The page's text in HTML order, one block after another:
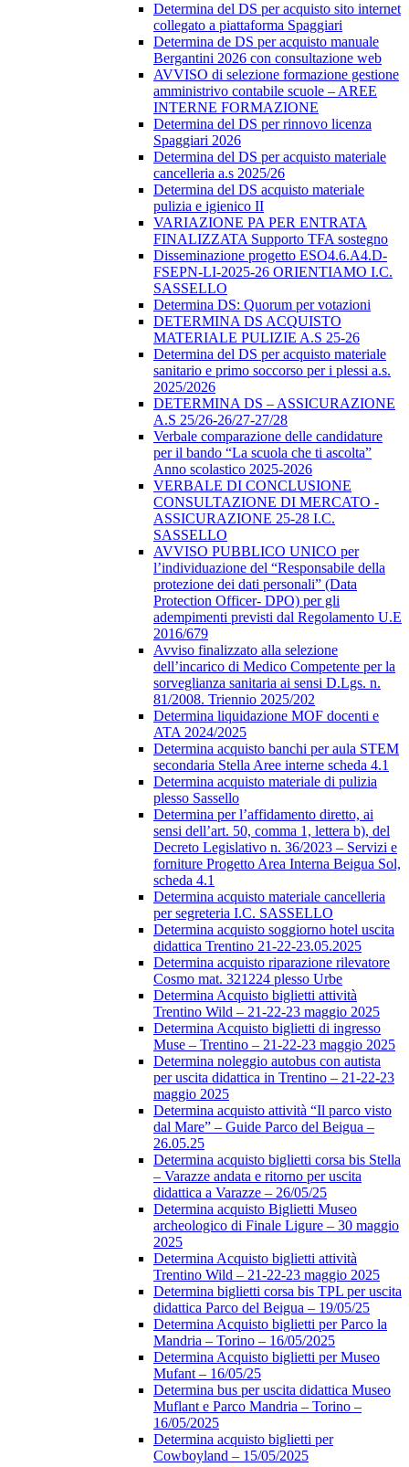
Determina del DS per acquisto sito internet
collegato a piattaforma Spaggiari
Determina de DS per acquisto manuale
Bergantini 2026 con consultazione web
AVVISO di selezione formazione gestione
amministrivo contabile scuole – AREE
INTERNE FORMAZIONE
Determina del DS per rinnovo licenza
Spaggiari 2026
Determina del DS per acquisto materiale
cancelleria a.s 2025/26
Determina del DS acquisto materiale
pulizia e igienico II
VARIAZIONE PA PER ENTRATA
FINALIZZATA Supporto TFA sostegno
Disseminazione progetto ESO4.6.A4.D-
FSEPN-LI-2025-26 ORIENTIAMO I.C.
SASSELLO
Determina DS: Quorum per votazioni
DETERMINA DS ACQUISTO
MATERIALE PULIZIE A.S 25-26
Determina del DS per acquisto materiale
sanitario e primo soccorso per i plessi a.s.
2025/2026
DETERMINA DS – ASSICURAZIONE
A.S 25/26-26/27-27/28
Verbale comparazione delle candidature
per il bando “La scuola che ti ascolta”
Anno scolastico 2025-2026
VERBALE DI CONCLUSIONE
CONSULTAZIONE DI MERCATO -
ASSICURAZIONE 25-28 I.C.
SASSELLO
AVVISO PUBBLICO UNICO per
l’individuazione del “Responsabile della
protezione dei dati personali” (Data
Protection Officer- DPO) per gli
adempimenti previsti dal Regolamento U.E
2016/679
Avviso finalizzato alla selezione
dell’incarico di Medico Competente per la
sorveglianza sanitaria ai sensi D.Lgs. n.
81/2008. Triennio 2025/202
Determina liquidazione MOF docenti e
ATA 2024/2025
Determina acquisto banchi per aula STEM
secondaria Stella Aree interne scheda 4.1
Determina acquisto materiale di pulizia
plesso Sassello
Determina per l’affidamento diretto, ai
sensi dell’art. 50, comma 1, lettera b), del
Decreto Legislativo n. 36/2023 – Servizi e
forniture Progetto Area Interna Beigua Sol,
scheda 4.1
Determina acquisto materiale cancelleria
per segreteria I.C. SASSELLO
Determina acquisto soggiorno hotel uscita
didattica Trentino 21-22-23.05.2025
Determina acquisto riparazione rilevatore
Cosmo mat. 321224 plesso Urbe
Determina Acquisto biglietti attività
Trentino Wild – 21-22-23 maggio 2025
Determina Acquisto biglietti di ingresso
Muse – Trentino – 21-22-23 maggio 2025
Determina noleggio autobus con autista
per uscita didattica in Trentino – 21-22-23
maggio 2025
Determina acquisto attività “Il parco visto
dal Mare” – Guide Parco del Beigua –
26.05.25
Determina acquisto biglietti corsa bis Stella
– Varazze andata e ritorno per uscita
didattica a Varazze – 26/05/25
Determina acquisto Biglietti Museo
archeologico di Finale Ligure – 30 maggio
2025
Determina Acquisto biglietti attività
Trentino Wild – 21-22-23 maggio 2025
Determina biglietti corsa bis TPL per uscita
didattica Parco del Beigua – 19/05/25
Determina Acquisto biglietti per Parco la
Mandria – Torino – 16/05/2025
Determina Acquisto biglietti per Museo
Mufant – 16/05/25
Determina bus per uscita didattica Museo
Muflant e Parco Mandria – Torino –
16/05/2025
Determina acquisto biglietti per
Cowboyland – 15/05/2025